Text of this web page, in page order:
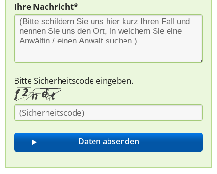
Ihre Nachricht*
Bitte Sicherheitscode eingeben.